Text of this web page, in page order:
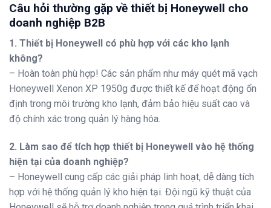
Câu hỏi thường gặp về thiết bị Honeywell cho
doanh nghiệp B2B
1. Thiết bị Honeywell có phù hợp với các kho lạnh
không?
– Hoàn toàn phù hợp! Các sản phẩm như máy quét mã vạch
Honeywell Xenon XP 1950g được thiết kế để hoạt động ổn
định trong môi trường kho lạnh, đảm bảo hiệu suất cao và
độ chính xác trong quản lý hàng hóa.
2. Làm sao để tích hợp thiết bị Honeywell vào hệ thống
hiện tại của doanh nghiệp?
– Honeywell cung cấp các giải pháp linh hoạt, dễ dàng tích
hợp với hệ thống quản lý kho hiện tại. Đội ngũ kỹ thuật của